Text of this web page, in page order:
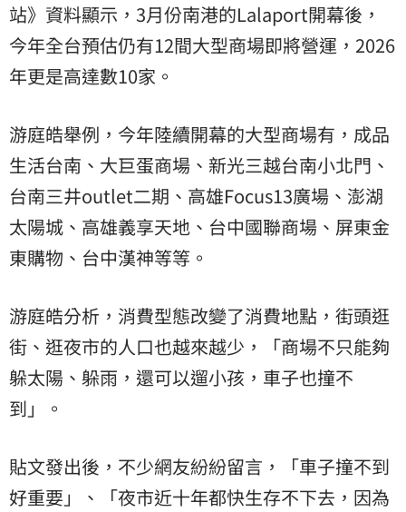
站》資料顯示，3月份南港的Lalaport開幕後，
今年全台預估仍有12間大型商場即將營運，2026
年更是高達數10家。
游庭皓舉例，今年陸續開幕的大型商場有，成品
生活台南、大巨蛋商場、新光三越台南小北門、
台南三井outlet二期、高雄Focus13廣場、澎湖
太陽城、高雄義享天地、台中國聯商場、屏東金
東購物、台中漢神等等。
游庭皓分析，消費型態改變了消費地點，街頭逛
街、逛夜市的人口也越來越少，「商場不只能夠
躲太陽、躲雨，還可以遛小孩，車子也撞不
到」。
貼文發出後，不少網友紛紛留言，「車子撞不到
好重要」、「夜市近十年都快生存不下去，因為